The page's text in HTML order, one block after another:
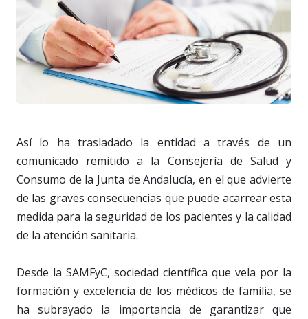
Así lo ha trasladado la entidad a través de un
comunicado remitido a la Consejería de Salud y
Consumo de la Junta de Andalucía, en el que advierte
de las graves consecuencias que puede acarrear esta
medida para la seguridad de los pacientes y la calidad
de la atención sanitaria.
Desde la SAMFyC, sociedad científica que vela por la
formación y excelencia de los médicos de familia, se
ha subrayado la importancia de garantizar que